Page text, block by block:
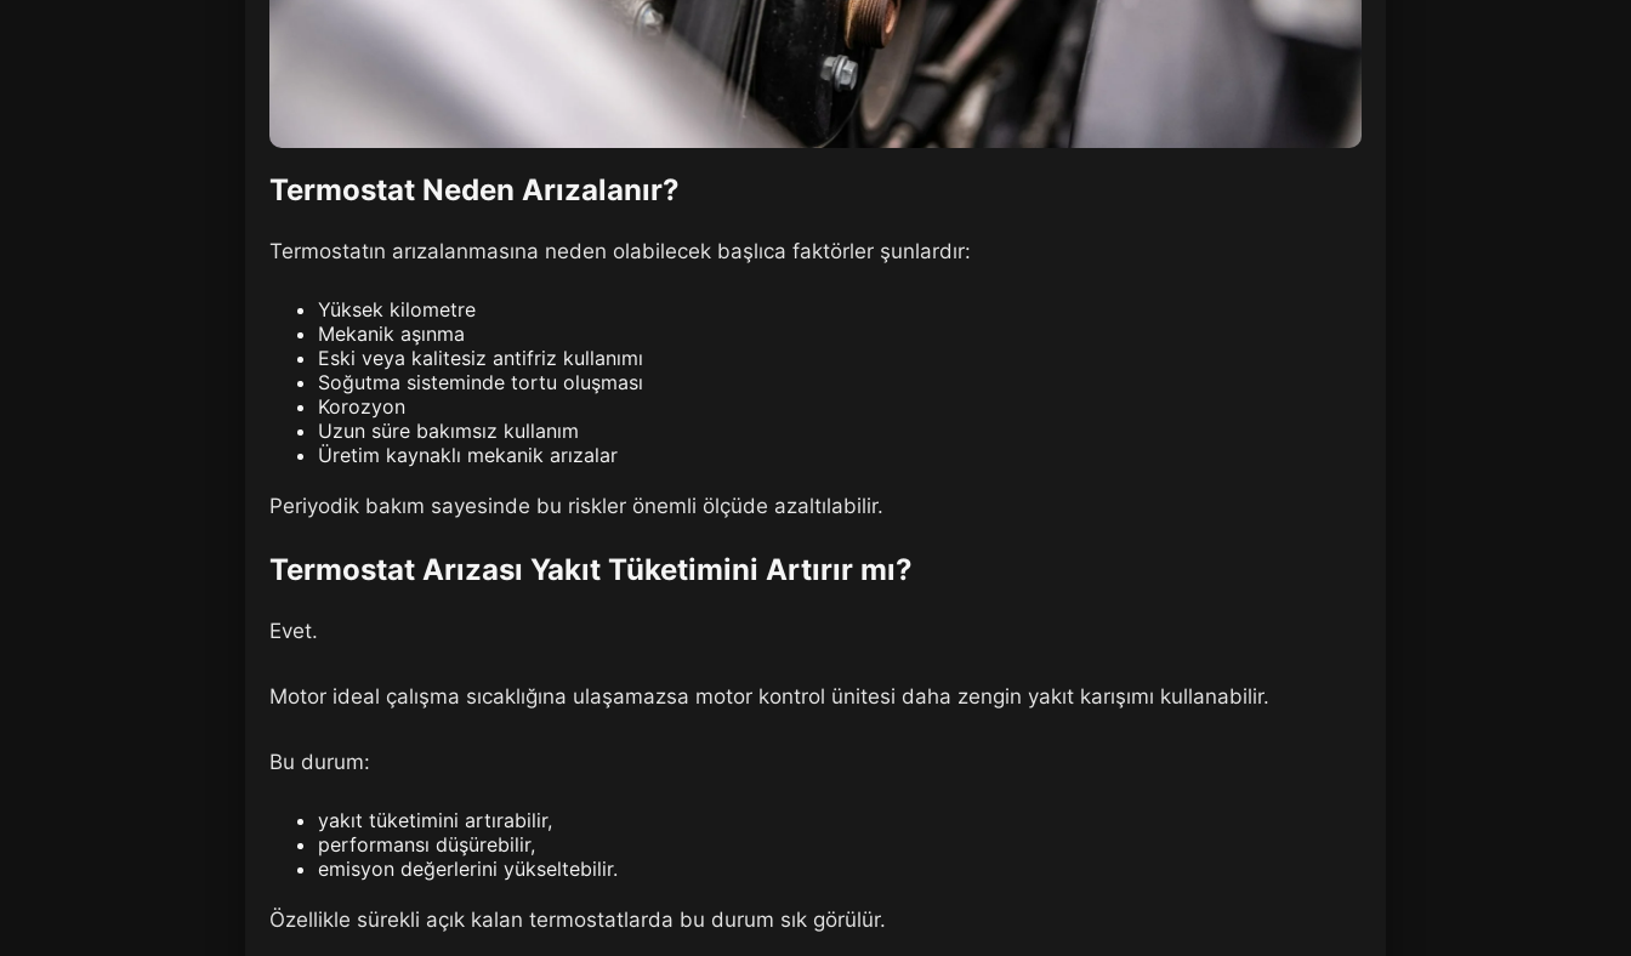
Termostat Neden Arızalanır?
Termostatın arızalanmasına neden olabilecek başlıca faktörler şunlardır:
Yüksek kilometre
Mekanik aşınma
Eski veya kalitesiz antifriz kullanımı
Soğutma sisteminde tortu oluşması
Korozyon
Uzun süre bakımsız kullanım
Üretim kaynaklı mekanik arızalar
Periyodik bakım sayesinde bu riskler önemli ölçüde azaltılabilir.
Termostat Arızası Yakıt Tüketimini Artırır mı?
Evet.
Motor ideal çalışma sıcaklığına ulaşamazsa motor kontrol ünitesi daha zengin yakıt karışımı kullanabilir.
Bu durum:
yakıt tüketimini artırabilir,
performansı düşürebilir,
emisyon değerlerini yükseltebilir.
Özellikle sürekli açık kalan termostatlarda bu durum sık görülür.